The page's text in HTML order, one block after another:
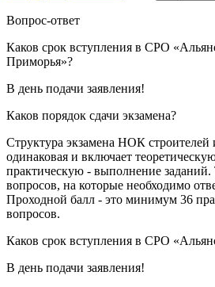
Вопрос-ответ
Каков срок вступления в СРО
Приморья»?
В день подачи заявления!
Каков порядок сдачи экзамена?
Структура экзамена НОК строителей
одинаковая и включает
практическую - выполнение заданий.
вопросов, на которые необходимо
Проходной балл - это минимум 36
вопросов.
Каков срок вступления в СРО
В день подачи заявления!